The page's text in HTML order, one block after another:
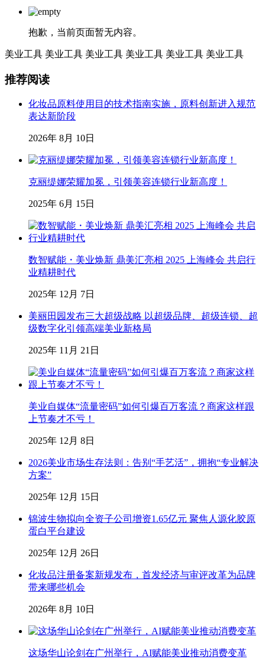
抱歉，当前页面暂无内容。
美业工具 美业工具 美业工具 美业工具 美业工具 美业工具
推荐阅读
化妆品原料使用目的技术指南实施，原料创新进入规范
表达新阶段
2026年 8月 10日
克丽缇娜荣耀加冕，引领美容连锁行业新高度！
2025年 6月 15日
数智赋能・美业焕新 鼎美汇亮相 2025 上海峰会 共启行
业精耕时代
2025年 12月 7日
美丽田园发布三大超级战略 以超级品牌、超级连锁、超
级数字化引领高端美业新格局
2025年 11月 21日
美业自媒体“流量密码”如何引爆百万客流？商家这样跟
上节奏才不亏！
2025年 12月 8日
2026美业市场生存法则：告别“手艺活”，拥抱“专业解决
方案”
2025年 12月 15日
锦波生物拟向全资子公司增资1.65亿元 聚焦人源化胶原
蛋白平台建设
2025年 12月 26日
化妆品注册备案新规发布，首发经济与审评改革为品牌
带来哪些机会
2026年 8月 10日
这场华山论剑在广州举行，AI赋能美业推动消费变革